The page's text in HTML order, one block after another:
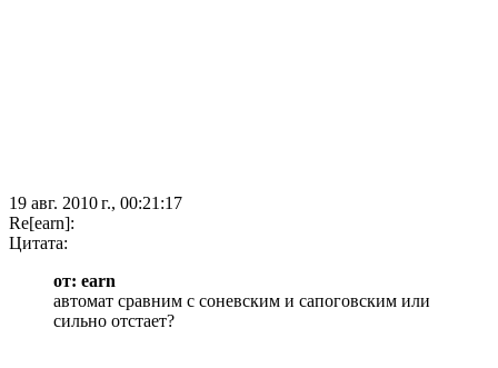
19 авг. 2010 г., 00:21:17
Re[earn]:
Цитата:
от: earn
автомат сравним с соневским и сапоговским или
сильно отстает?